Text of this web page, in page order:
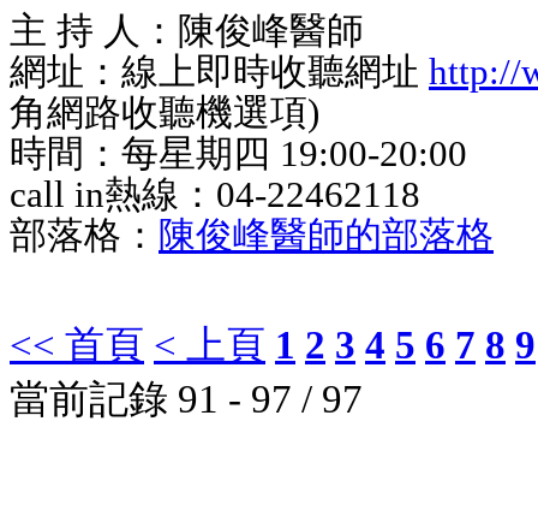
主 持 人：陳俊峰醫師
網址：線上即時收聽網址 http://
角網路收聽機選項)
時間：每星期四 19:00-20:00
call in熱線：04-22462118
部落格： 陳俊峰醫師的部落格
<< 首頁 < 上頁 1 2 3 4 5 6 7 8 9
當前記錄 91 - 97 / 97